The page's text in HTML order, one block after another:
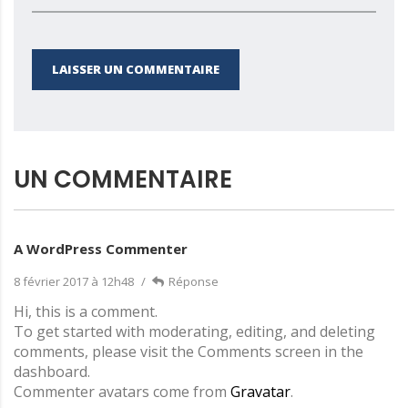
LAISSER UN COMMENTAIRE
UN COMMENTAIRE
A WordPress Commenter
8 février 2017 à 12h48 Réponse
Hi, this is a comment.
To get started with moderating, editing, and deleting
comments, please visit the Comments screen in the
dashboard.
Commenter avatars come from Gravatar.